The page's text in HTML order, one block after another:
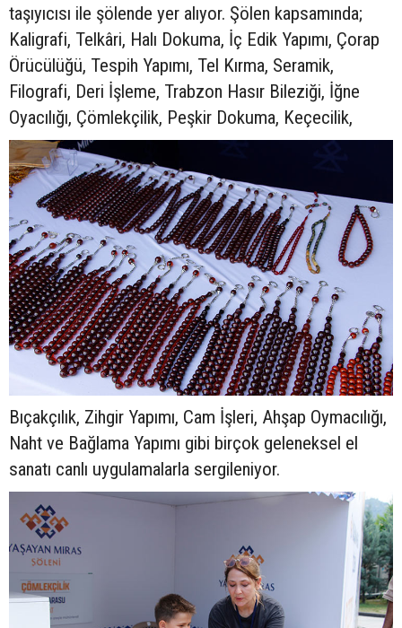
taşıyıcısı ile şölende yer alıyor. Şölen kapsamında;
Kaligrafi, Telkâri, Halı Dokuma, İç Edik Yapımı, Çorap
Örücülüğü, Tespih Yapımı, Tel Kırma, Seramik,
Filografi, Deri İşleme, Trabzon Hasır Bileziği, İğne
Oyacılığı, Çömlekçilik, Peşkir Dokuma, Keçecilik,
Bıçakçılık, Zihgir Yapımı, Cam İşleri, Ahşap Oymacılığı,
Naht ve Bağlama Yapımı gibi birçok geleneksel el
sanatı canlı uygulamalarla sergileniyor.